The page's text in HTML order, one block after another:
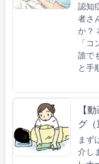
認知
者さ
か？
「
誰で
と手
【
グ（
まず
介し